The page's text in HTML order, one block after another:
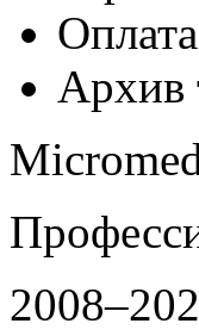
Архив